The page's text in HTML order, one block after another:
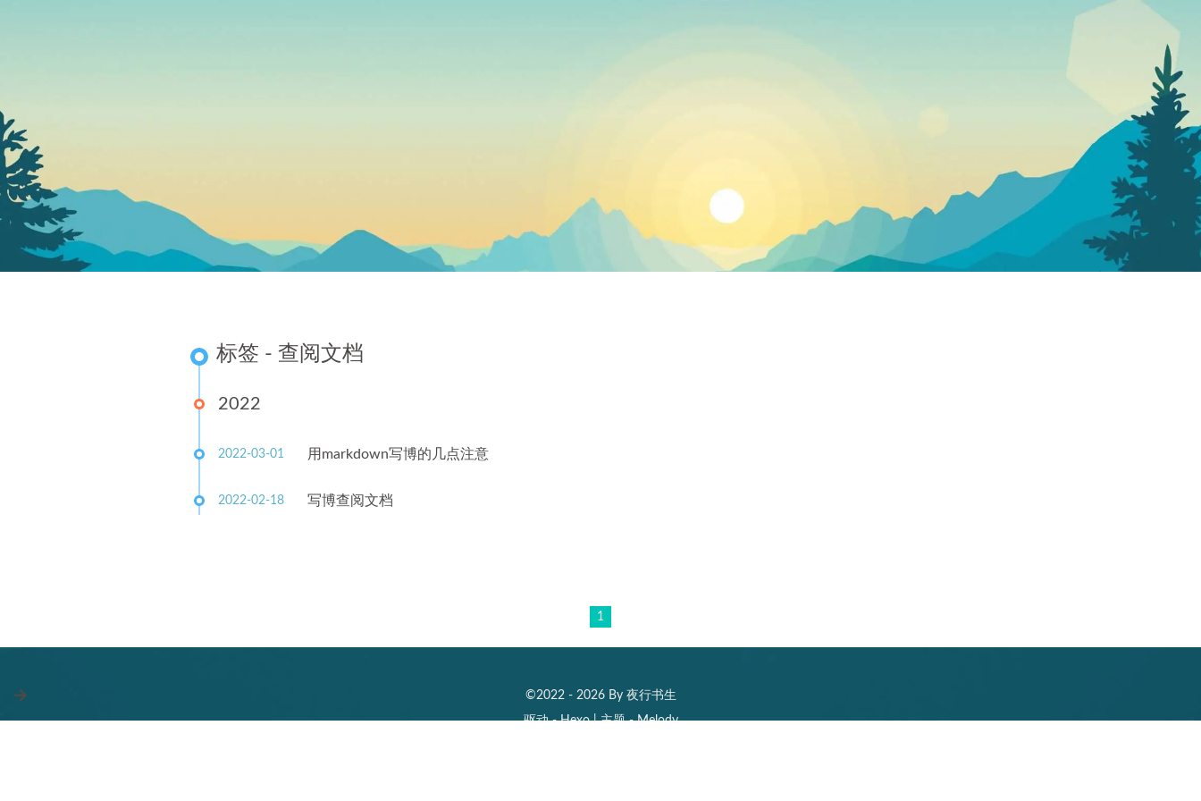
标签 - 查阅文档
2022
2022-03-01 用markdown写博的几点注意
2022-02-18 写博查阅文档
1
©2022 - 2026 By 夜行书生
驱动 -Hexo | 主题 -Melody